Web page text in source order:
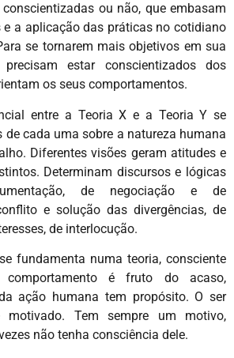
ou não, que embasam
a aplicação das práticas no cotidiano
se tornarem mais objetivos em sua
estar conscientizados dos
os seus comportamentos.
entre a Teoria X e a Teoria Y se
de cada uma sobre a natureza humana
Diferentes visões geram atitudes e
Determinam discursos e lógicas
de negociação e de
e solução das divergências, de
de interlocução.
fundamenta numa teoria, consciente
é fruto do acaso,
ação humana tem propósito. O ser
motivado. Tem sempre um motivo,
não tenha consciência dele.